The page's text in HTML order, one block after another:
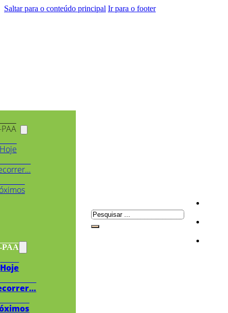
Saltar para o conteúdo principal Ir para o footer
PAA
Hoje
Pesquisar